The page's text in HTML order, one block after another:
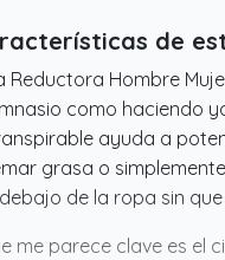
de
Reductora Hombre
como haciendo
ayuda a
grasa o
de la ropa sin
me parece clave es el